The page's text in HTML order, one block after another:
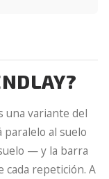
una variante del
al suelo
— y la barra
repetición. A